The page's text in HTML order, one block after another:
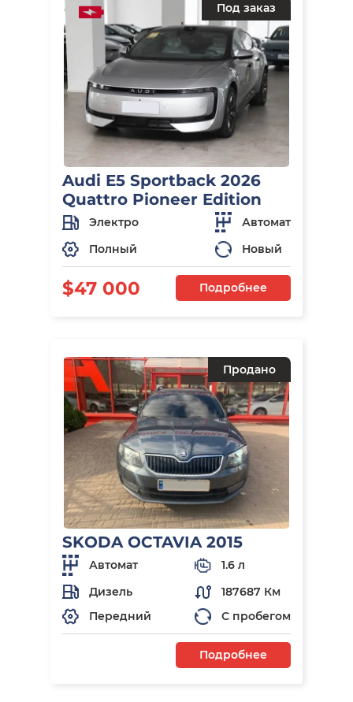
Под заказ
Audi E5 Sportback 2026
Quattro Pioneer Edition
Электро
Автомат
Полный
Новый
$47 000 Подробнее
Продано
SKODA OCTAVIA 2015
Автомат
1.6 л
Дизель
187687 Км
Передний
С пробегом
Подробнее